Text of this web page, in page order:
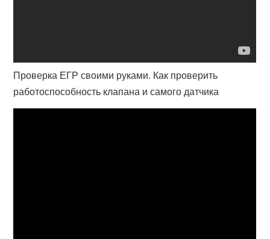
Проверка ЕГР своими руками. Как проверить
работоспособность клапана и самого датчика